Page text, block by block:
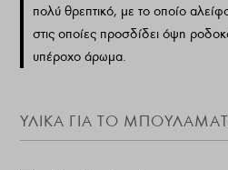
πολύ θρεπτικό, με το οποίο
στις οποίες προσδίδει όψη
υπέροχο άρωμα.
ΥΛΙΚΑ ΓΙΑ ΤΟ